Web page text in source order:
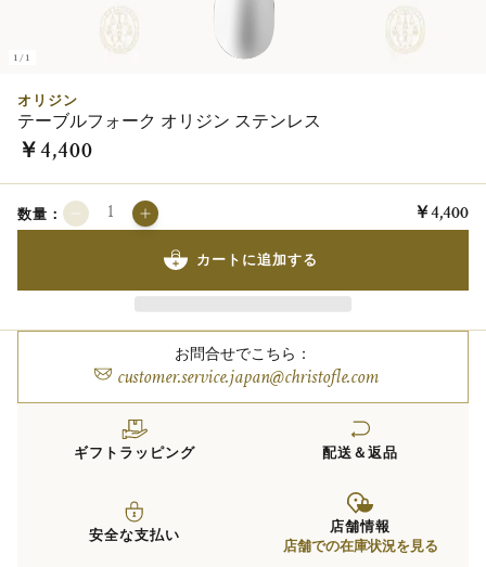
1/1
オリジン
テーブルフォーク オリジン ステンレス
￥4,400
数量： ￥4,400
カートに追加する
お問合せでこちら：
customer.service.japan@christofle.com
ギフトラッピング 配送＆返品
安全な支払い 店舗情報
店舗での在庫状況を見る